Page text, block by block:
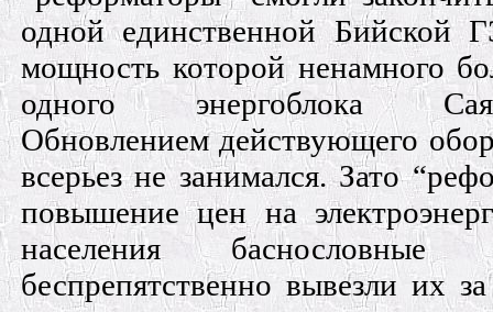
одной единственной Бийской
мощность которой ненамного
одного энергоблока
Обновлением действующего
всерьез не занимался. Зато
повышение цен на
населения
беспрепятственно вывезли их